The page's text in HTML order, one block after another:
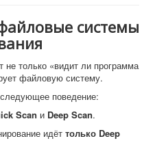
системы
не только «видит ли программа
файловую систему.
поведение:
Scan и Deep Scan.
идёт только Deep